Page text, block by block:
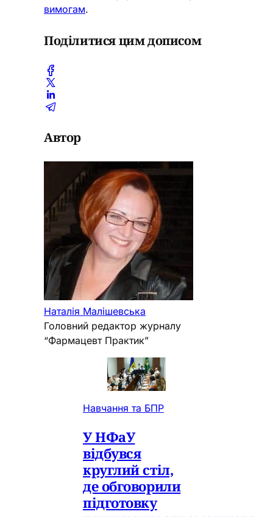
вимогам.
Поділитися цим дописом
Автор
Наталія Малішевська
Головний редактор журналу
“Фармацевт Практик”
Навчання та БПР
У НФаУ
відбувся
круглий стіл,
де обговорили
підготовку